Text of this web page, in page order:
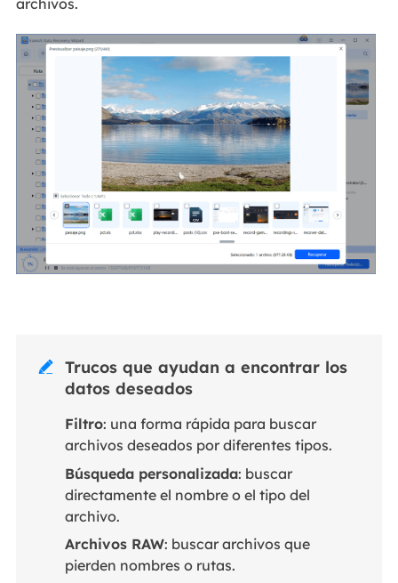

Trucos que ayudan a encontrar los
datos deseados
Filtro: una forma rápida para buscar
archivos deseados por diferentes tipos.
Búsqueda personalizada: buscar
directamente el nombre o el tipo del
archivo.
Archivos RAW: buscar archivos que
pierden nombres o rutas.